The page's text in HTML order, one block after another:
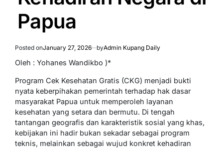
Papua
Posted onJanuary 27, 2026 byAdmin Kupang Daily
Oleh : Yohanes Wandikbo )*
Program Cek Kesehatan Gratis (CKG) menjadi bukti
nyata keberpihakan pemerintah terhadap hak dasar
masyarakat Papua untuk memperoleh layanan
kesehatan yang setara dan bermutu. Di tengah
tantangan geografis dan karakteristik sosial yang khas,
kebijakan ini hadir bukan sekadar sebagai program
teknis, melainkan sebagai wujud konkret kehadiran